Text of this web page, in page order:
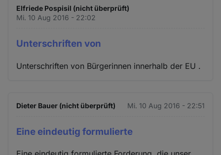
Elfriede Pospisil (nicht überprüft)
Mi. 10 Aug 2016 - 22:02
Unterschriften von
Unterschriften von Bürgerinnen innerhalb der EU .
Dieter Bauer (nicht überprüft) Mi. 10 Aug 2016 - 22:51
Eine eindeutig formulierte